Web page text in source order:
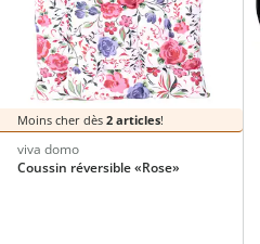
Moins cher dès 2 articles!
viva domo
Coussin réversible «Rose»